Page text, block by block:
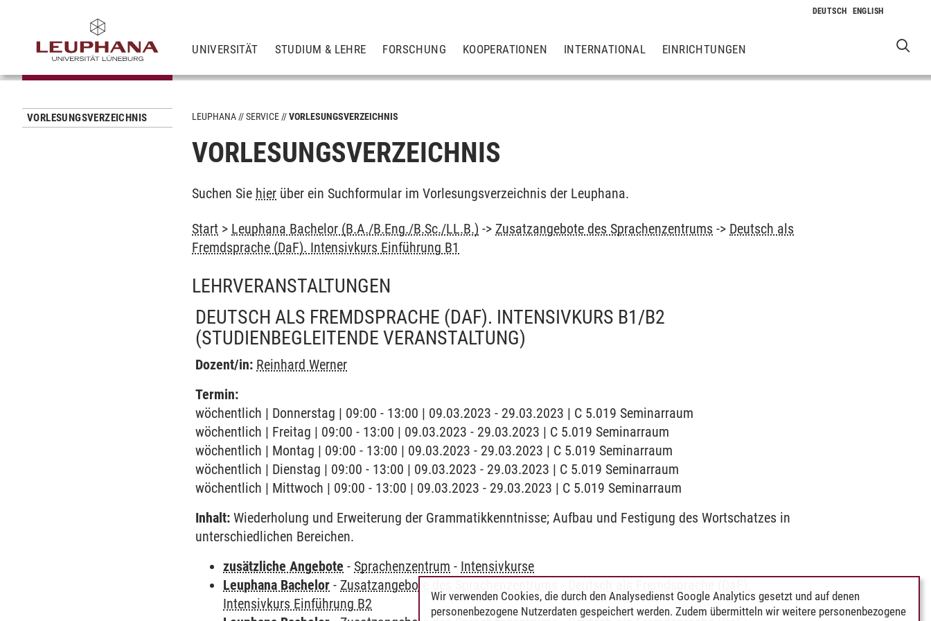
UNIVERSITÄT STUDIUM & LEHRE FORSCHUNG KOOPERATIONEN INTERNATIONAL EINRICHTUNGEN
VORLESUNGSVERZEICHNIS LEUPHANA SERVICE VORLESUNGSVERZEICHNIS
VORLESUNGSVERZEICHNIS
Suchen Sie hier über ein Suchformular im Vorlesungsverzeichnis der Leuphana.
Start > Leuphana Bachelor (B.A./B.Eng./B.Sc./LL.B.) -> Zusatzangebote des Sprachenzentrums -> Deutsch als
Fremdsprache (DaF). Intensivkurs Einführung B1
LEHRVERANSTALTUNGEN
DEUTSCH ALS FREMDSPRACHE (DAF). INTENSIVKURS B1/B2
(STUDIENBEGLEITENDE VERANSTALTUNG)
Dozent/in: Reinhard Werner
Termin:
wöchentlich | Donnerstag | 09:00 - 13:00 | 09.03.2023 - 29.03.2023 | C 5.019 Seminarraum
wöchentlich | Freitag | 09:00 - 13:00 | 09.03.2023 - 29.03.2023 | C 5.019 Seminarraum
wöchentlich | Montag | 09:00 - 13:00 | 09.03.2023 - 29.03.2023 | C 5.019 Seminarraum
wöchentlich | Dienstag | 09:00 - 13:00 | 09.03.2023 - 29.03.2023 | C 5.019 Seminarraum
wöchentlich | Mittwoch | 09:00 - 13:00 | 09.03.2023 - 29.03.2023 | C 5.019 Seminarraum
Inhalt: Wiederholung und Erweiterung der Grammatikkenntnisse; Aufbau und Festigung des Wortschatzes in
unterschiedlichen Bereichen.
zusätzliche Angebote - Sprachenzentrum - Intensivkurse
Leuphana Bachelor - Zusatzangebote des Sprachenzentrums
Intensivkurs Einführung B2
Wir verwenden Cookies, die durch den Analysedienst Google Analytics gesetzt und auf denen
personenbezogene Nutzerdaten gespeichert werden. Zudem übermitteln wir weitere personenbezogene